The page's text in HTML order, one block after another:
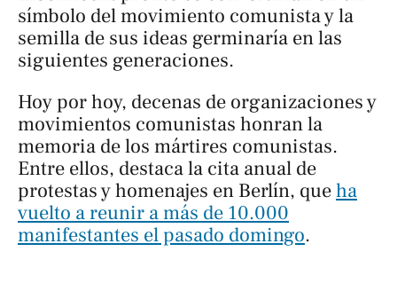
símbolo del movimiento comunista y la
semilla de sus ideas germinaría en las
siguientes generaciones.
Hoy por hoy, decenas de organizaciones y
movimientos comunistas honran la
memoria de los mártires comunistas.
Entre ellos, destaca la cita anual de
protestas y homenajes en Berlín, queha
vuelto a reunir a más de 10.000
manifestantes el pasado domingo.